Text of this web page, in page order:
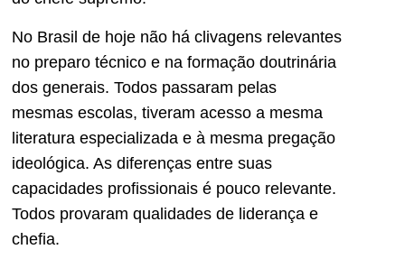
No Brasil de hoje não há clivagens relevantes
no preparo técnico e na formação doutrinária
dos generais. Todos passaram pelas
mesmas escolas, tiveram acesso a mesma
literatura especializada e à mesma pregação
ideológica. As diferenças entre suas
capacidades profissionais é pouco relevante.
Todos provaram qualidades de liderança e
chefia.